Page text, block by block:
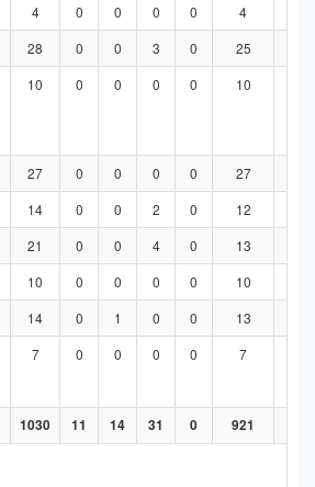
4 0 0 0 0 4
28 0 0 3 0 25
10 0 0 0 0 10
27 0 0 0 0 27
14 0 0 2 0 12
21 0 0 4 0 13
10 0 0 0 0 10
14 0 1 0 0 13
7 0 0 0 0 7
1030 11 14 31 0 921